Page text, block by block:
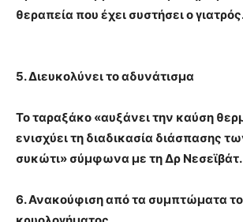
θεραπεία που έχει συστήσει ο
5. Διευκολύνει το αδυνάτισμα
Το ταραξάκο «αυξάνει την καύση
ενισχύει τη διαδικασία διάσπασης
συκώτι» σύμφωνα με τη Δρ Νεσεϊβάτ.
6. Ανακούφιση από τα συμπτώματα